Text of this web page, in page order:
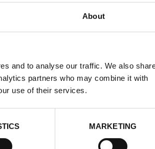
About
and to analyse our traffic. We also
partners who may combine it with
use of their services.
MARKETING
i Bromma drivs av Lotta Christersdotter
kläder för de flesta tillfällen. Vi tog en
digitalt, om samarbetet med det
att driva butik.